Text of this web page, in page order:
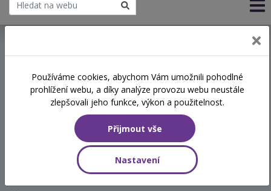
šablony
Podpora přirozeného
rozvoje řeči u dětí –
primární logopedická
prevence (kombinované)
Používáme cookies, abychom Vám umožnili pohodlné
prohlížení webu, a díky analýze provozu webu neustále
zlepšovali jeho funkce, výkon a použitelnost.
Přijmout vše
Nastavení